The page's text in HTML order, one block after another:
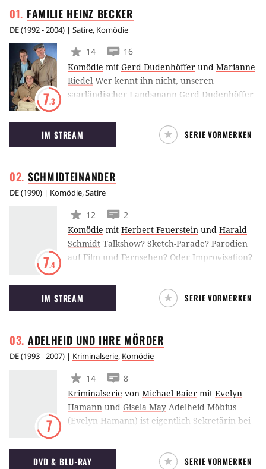
FAMILIE HEINZ BECKER
DE(1992 - 2004) | Satire, Komödie
7.3
14
16
Komödie mit Gerd Dudenhöffer und Marianne
Riedel Wer kennt ihn nicht, unseren
saarländischer Landsmann Gerd Dudenhöffer
Zusammen mit seiner Frau Hilde und
Sohnemann Stefan erzählt er Geschichten und
zwar so, wie ihm der Schnabel eben
IM STREAM SERIE VORMERKEN
SCHMIDTEINANDER
DE(1990) | Komödie,Satire
7.4
12
2
Komödie mit Herbert Feuerstein und Harald
Schmidt Talkshow? Sketch-Parade? Parodien
auf Film und Fernsehen? Oder Improvisation?
Familiensendung am späten Abend” … für die
Zuschauer ist sie die absolute Kultsendung der
90er Jahre, für Harald Schmidt und seinen
Leben schlechthin dar.
IM STREAM SERIE VORMERKEN
ADELHEID UND IHRE MÖRDER
DE(1993 - 2007) | Kriminalserie, Komödie
7
14
8
Kriminalserie von Michael Baier mit Evelyn
Hamann und Gisela May Adelheid Möbius
(Evelyn Hamann) ist eigentlich Sekretärin bei
sich nicht zufrieden. Meist heimlich
unterstützt sie ihren eher inkompetenten Chef
DVD & BLU-RAY SERIE VORMERKEN